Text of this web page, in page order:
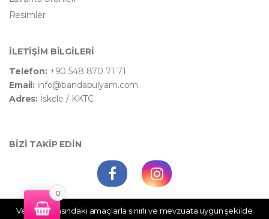
Resimler
İLETİŞİM BİLGİLERİ
Telefon: +90 548 870 71 71
Email: info@bandabulyam.com
Adres: İskele / KKTC
BİZİ TAKİP EDİN
0
Veri politikasındaki amaçlarla sınırlı ve mevzuata uygun şekilde